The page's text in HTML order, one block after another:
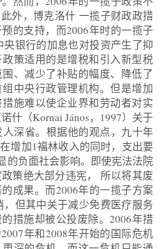
外，博克洛什 一揽子财政政措
的支持，而2006年时的一揽子
银行的加息也对投资产生了抑
策适用的是增税和引入新型税
、减少了补贴的幅度、降低了
中央行政管理机构。但是增加
施难以使企业界和劳动者对实
什（Kornai János，1997）关于
深省。根据他的观点，九十年
增加1福林收入的同时，支出要
的负面社会影响。即使宪法法院
策绝大部分违宪， 所以将其废
成果。而2006年的一揽子方案
但其中关于减少免费医疗服务
措施却被公投废除。2006年措
年和2008年开始的国际危机